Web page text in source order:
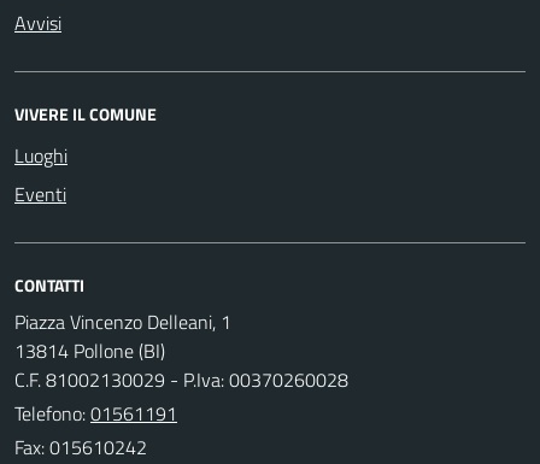
Avvisi
VIVERE IL COMUNE
Luoghi
Eventi
CONTATTI
Piazza Vincenzo Delleani, 1
13814 Pollone (BI)
C.F. 81002130029 - P.Iva: 00370260028
Telefono:01561191
Fax: 015610242